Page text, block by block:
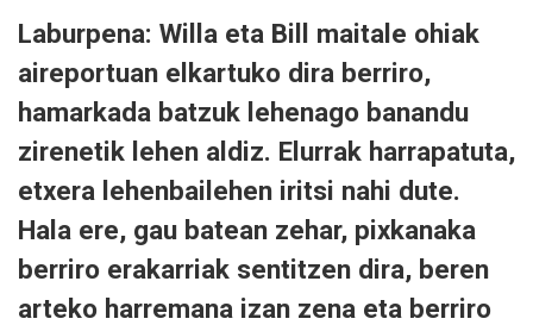
Laburpena: Willa eta Bill maitale ohiak
aireportuan elkartuko dira berriro,
hamarkada batzuk lehenago banandu
zirenetik lehen aldiz. Elurrak harrapatuta,
etxera lehenbailehen iritsi nahi dute.
Hala ere, gau batean zehar, pixkanaka
berriro erakarriak sentitzen dira, beren
arteko harremana izan zena eta berriro